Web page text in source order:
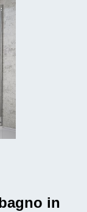
in